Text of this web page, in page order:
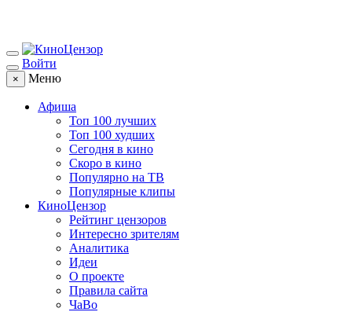
Войти
× Меню
Афиша
Топ 100 лучших
Топ 100 худших
Сегодня в кино
Скоро в кино
Популярно на ТВ
Популярные клипы
КиноЦензор
Рейтинг цензоров
Интересно зрителям
Аналитика
Идеи
О проекте
Правила сайта
ЧаВо